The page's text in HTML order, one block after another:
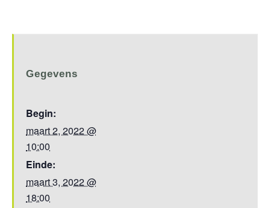
Gegevens
Begin:
maart 2, 2022 @
10:00
Einde:
maart 3, 2022 @
18:00